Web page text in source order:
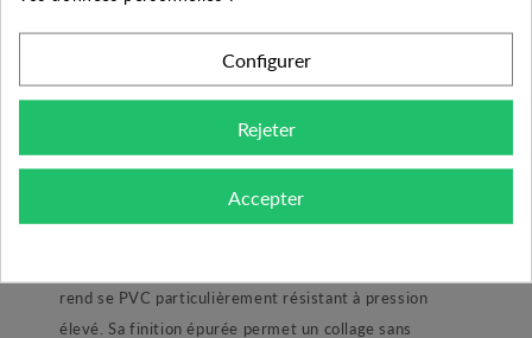
DESCRIPTION DU PRODUIT
Découvrez la meilleure qualité des raccords PVC à
coller avec cette réduction 50x32 femelle-mâle. Un
raccord performant prévue pour les installations sous
rend se PVC particulièrement résistant à pression
élevé. Sa finition épurée permet un collage sans
Configurer
Rejeter
Accepter